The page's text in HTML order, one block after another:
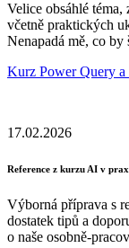
Velice obsáhlé
včetně praktických
Nenapadá mě, co by
Kurz Power Query a
17.02.2026
Reference z kurzu AI v
Výborná příprava s
dostatek tipů a
o naše osobně-